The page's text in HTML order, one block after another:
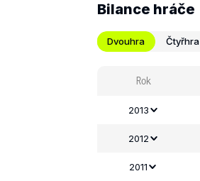
Bilance hráče
Dvouhra Čtyřhra
Rok
2013
2012
2011